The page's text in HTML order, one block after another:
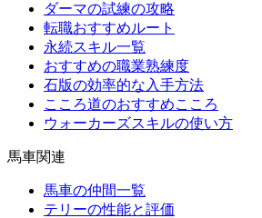
ダーマの試練の攻略
転職おすすめルート
永続スキル一覧
おすすめの職業熟練度
石版の効率的な入手方法
こころ道のおすすめこころ
ウォーカーズスキルの使い方
馬車関連
馬車の仲間一覧
テリーの性能と評価